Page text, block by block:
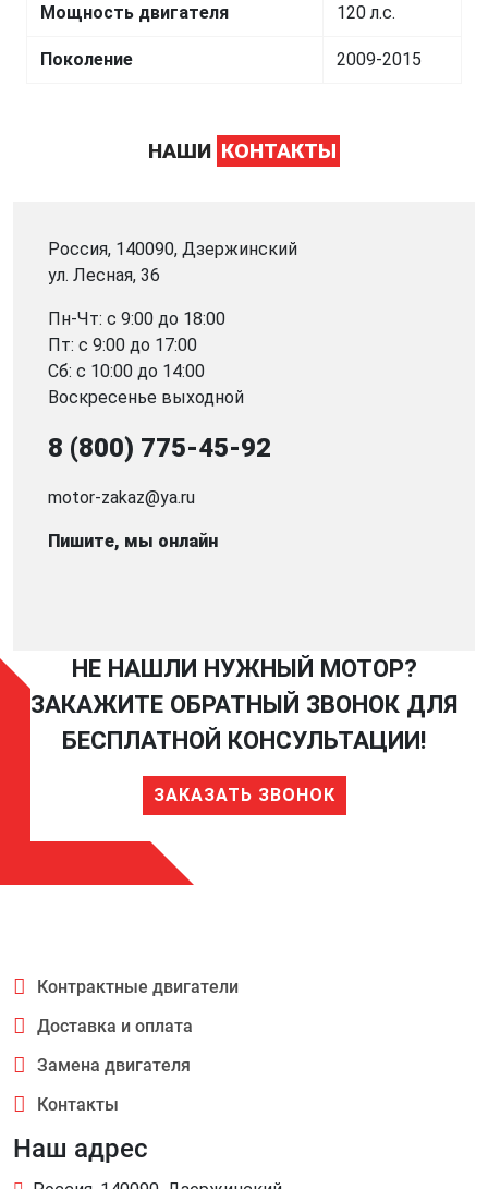
Мощность двигателя 120 л.с.
Поколение 2009-2015
НАШИ КОНТАКТЫ
Россия, 140090, Дзержинский
ул. Лесная, 36
Пн-Чт: с 9:00 до 18:00
Пт: с 9:00 до 17:00
Сб: с 10:00 до 14:00
Воскресенье выходной
8 (800) 775-45-92
motor-zakaz@ya.ru
Пишите, мы онлайн
НЕ НАШЛИ НУЖНЫЙ МОТОР?
ЗАКАЖИТЕ ОБРАТНЫЙ ЗВОНОК ДЛЯ
БЕСПЛАТНОЙ КОНСУЛЬТАЦИИ!
ЗАКАЗАТЬ ЗВОНОК
Контрактные двигатели
Доставка и оплата
Замена двигателя
Контакты
Наш адрес